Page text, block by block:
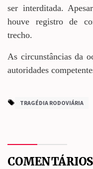
ser interditada.
houve registro de
trecho.
As circunstâncias da
autoridades
TRAGÉDIA RODOVIÁRIA
COMENTÁRIOS